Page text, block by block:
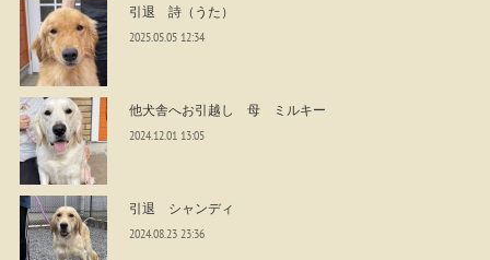
引退 詩（うた）
2025.05.05 12:34
他犬舎へお引越し 母 ミルキー
2024.12.01 13:05
引退 シャンディ
2024.08.23 23:36